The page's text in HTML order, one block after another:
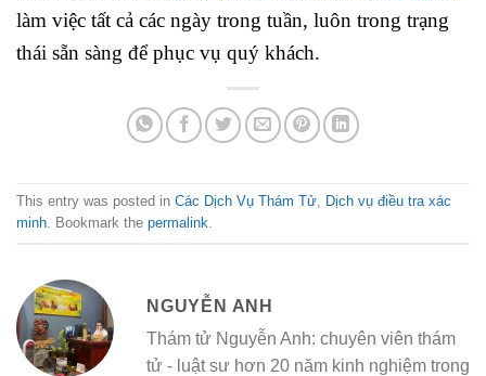
làm việc tất cả các ngày trong tuần, luôn trong trạng
thái sẵn sàng để phục vụ quý khách.
This entry was posted in Các Dịch Vụ Thám Tử, Dịch vụ điều tra xác
minh. Bookmark the permalink.
NGUYỄN ANH
Thám tử Nguyễn Anh: chuyên viên thám
tử - luật sư hơn 20 năm kinh nghiệm trong